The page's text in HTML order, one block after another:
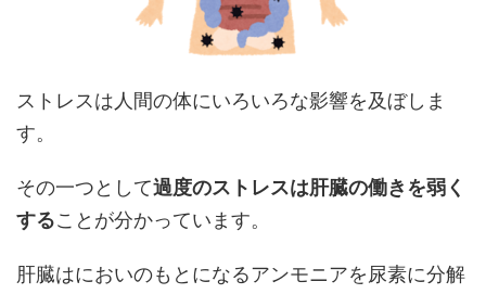
ストレスは人間の体にいろいろな影響を及ぼしま
す。
その一つとして過度のストレスは肝臓の働きを弱く
することが分かっています。
肝臓はにおいのもとになるアンモニアを尿素に分解